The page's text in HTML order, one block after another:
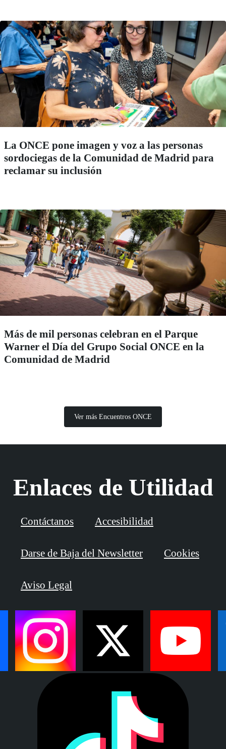
La ONCE pone imagen y voz a las personas
sordociegas de la Comunidad de Madrid para
reclamar su inclusión
Más de mil personas celebran en el Parque
Warner el Día del Grupo Social ONCE en la
Comunidad de Madrid
Ver más Encuentros ONCE
Enlaces de Utilidad
Contáctanos Accesibilidad
Darse de Baja del Newsletter Cookies
Aviso Legal